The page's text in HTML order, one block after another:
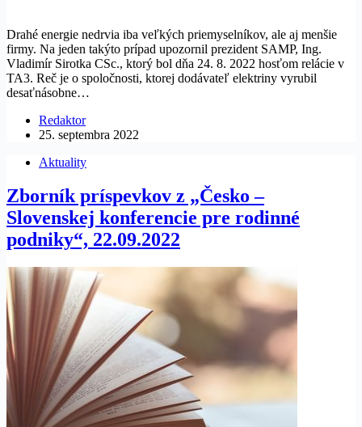
Drahé energie nedrvia iba veľkých priemyselníkov, ale aj menšie
firmy. Na jeden takýto prípad upozornil prezident SAMP, Ing.
Vladimír Sirotka CSc., ktorý bol dňa 24. 8. 2022 hosťom relácie v
TA3. Reč je o spoločnosti, ktorej dodávateľ elektriny vyrubil
desaťnásobne…
Redaktor
25. septembra 2022
Aktuality
Zborník príspevkov z „Česko –
Slovenskej konferencie pre rodinné
podniky“, 22.09.2022